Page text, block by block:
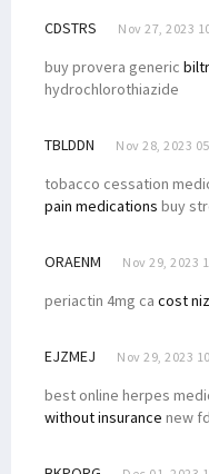
CDSTRS Nov 27, 2023
buy provera generic
hydrochlorothiazide
TBLDDN Nov 28, 2023
tobacco cessation
pain medications buy
ORAENM Nov 29, 2023
periactin 4mg ca cost
EJZMEJ Nov 29, 2023
best online herpes
without insurance new